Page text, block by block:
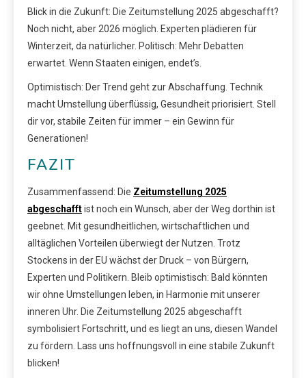
Blick in die Zukunft: Die Zeitumstellung 2025 abgeschafft?
Noch nicht, aber 2026 möglich. Experten plädieren für
Winterzeit, da natürlicher. Politisch: Mehr Debatten
erwartet. Wenn Staaten einigen, endet’s.
Optimistisch: Der Trend geht zur Abschaffung. Technik
macht Umstellung überflüssig, Gesundheit priorisiert. Stell
dir vor, stabile Zeiten für immer – ein Gewinn für
Generationen!
FAZIT
Zusammenfassend: Die Zeitumstellung 2025
abgeschafftist noch ein Wunsch, aber der Weg dorthin ist
geebnet. Mit gesundheitlichen, wirtschaftlichen und
alltäglichen Vorteilen überwiegt der Nutzen. Trotz
Stockens in der EU wächst der Druck – von Bürgern,
Experten und Politikern. Bleib optimistisch: Bald könnten
wir ohne Umstellungen leben, in Harmonie mit unserer
inneren Uhr. Die Zeitumstellung 2025 abgeschafft
symbolisiert Fortschritt, und es liegt an uns, diesen Wandel
zu fördern. Lass uns hoffnungsvoll in eine stabile Zukunft
blicken!